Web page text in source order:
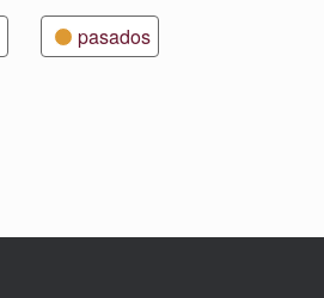
pasados